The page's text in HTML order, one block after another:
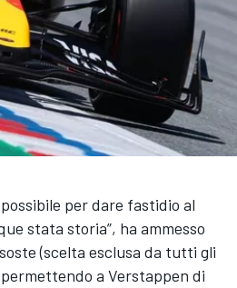
per dare fastidio al
stata storia”, ha ammesso
(scelta esclusa da tutti gli
a Verstappen di